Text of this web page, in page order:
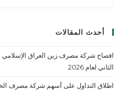
أحدث المقالات
افصاح شركة مصرف زين العراق الإسلامي
الثاني لعام 2026
اطلاق التداول على أسهم شركة مصرف